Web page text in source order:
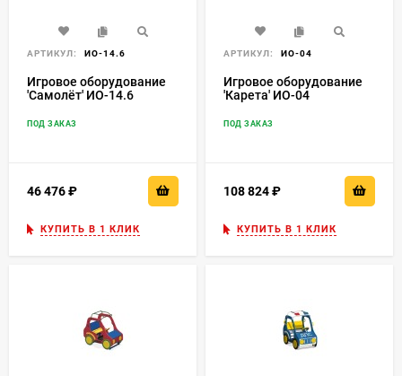
АРТИКУЛ: ИО-14.6
Игровое оборудование
'Самолёт' ИО-14.6
ПОД ЗАКАЗ
46 476
КУПИТЬ В 1 КЛИК
АРТИКУЛ: ИО-04
Игровое оборудование
'Карета' ИО-04
ПОД ЗАКАЗ
108 824
КУПИТЬ В 1 КЛИК